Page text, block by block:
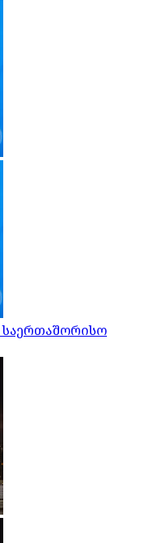
საერთაშორისო